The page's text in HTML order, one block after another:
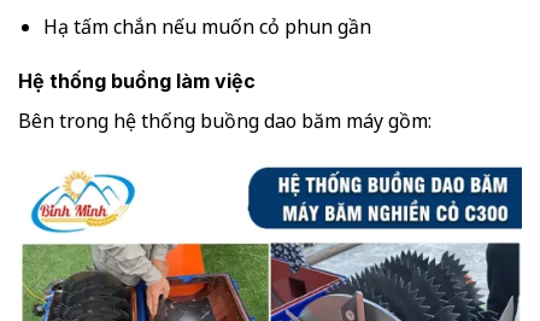
Hạ tấm chắn nếu muốn cỏ phun gần
Hệ thống buồng làm việc
Bên trong hệ thống buồng dao băm máy gồm: